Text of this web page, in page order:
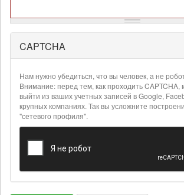
Более
подробная
информация
текстовых
форматах
CAPTCHA
Нам нужно убедиться, что вы человек, а не
Внимание: перед тем, как проходить
выйти из ваших учетных записей в Google,
крупных компаниях. Так вы усложните
"сетевого профиля".